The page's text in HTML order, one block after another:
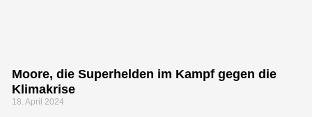
Moore, die Superhelden im Kampf gegen die
Klimakrise
18. April 2024